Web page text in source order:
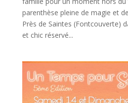
parenthèse pleine de magie et
Près de Saintes (Fontcouverte)
et chic réservé...